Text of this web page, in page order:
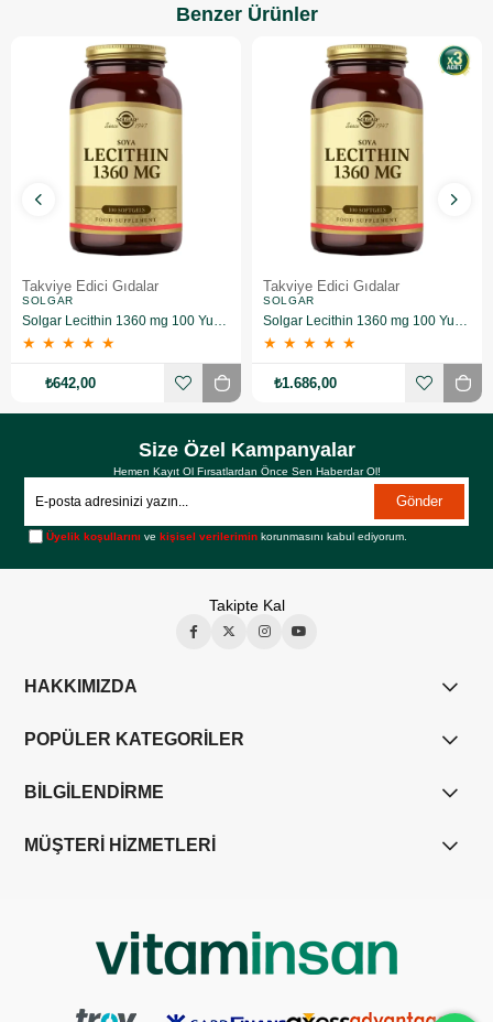
Benzer Ürünler
Takviye Edici Gıdalar
SOLGAR
★ ★ ★ ★ ★
₺642,00
Takviye Edici Gıdalar
SOLGAR
★ ★ ★ ★ ★
₺1.686,00
Size Özel Kampanyalar
Hemen Kayıt Ol Fırsatlardan Önce Sen Haberdar Ol!
Gönder
Üyelik koşullarını vekişisel verilerimin korunmasını kabul ediyorum.
Takipte Kal
HAKKIMIZDA
POPÜLER KATEGORİLER
BİLGİLENDİRME
MÜŞTERİ HİZMETLERİ